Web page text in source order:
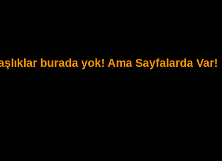
burada yok! Ama Sayfalarda Var!